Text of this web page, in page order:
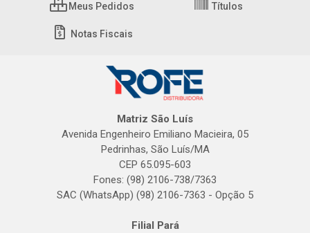
Meus Pedidos Títulos
Notas Fiscais
Matriz São Luís
Avenida Engenheiro Emiliano Macieira, 05
Pedrinhas, São Luís/MA
CEP 65.095-603
Fones: (98) 2106-738/7363
SAC (WhatsApp) (98) 2106-7363 - Opção 5
Filial Pará